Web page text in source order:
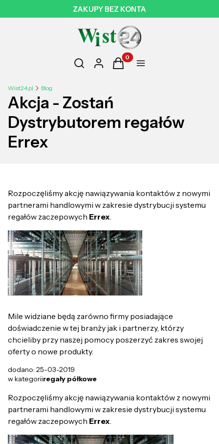
ZAKUPY BEZ KONTA
Otwórz wyszukiwarkę
Szukaj Zaloguj sięProdukty w koszyku: 0.
KoszykMenu
Wist24.pl Blog
Akcja - Zostań
Dystrybutorem regałów
Errex
Rozpoczęliśmy akcję nawiązywania kontaktów z nowymi
partnerami handlowymi w zakresie dystrybucji systemu
regałów zaczepowych Errex
Mile widziane będą zarówno firmy posiadające
doświadczenie w tej branży jak i partnerzy, którzy
chcieliby przy naszej pomocy poszerzyć zakres swojej
oferty o nowe produkty.
dodano: 25-03-2019
w kategoriiregały półkowe
Rozpoczęliśmy akcję nawiązywania kontaktów z nowymi
partnerami handlowymi w zakresie dystrybucji systemu
regałów zaczepowych Errex